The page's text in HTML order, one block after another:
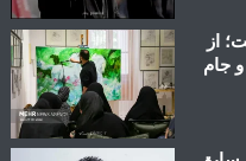
از
جام